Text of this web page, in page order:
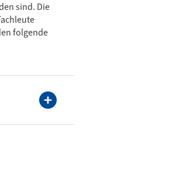
sind. Die
folgende